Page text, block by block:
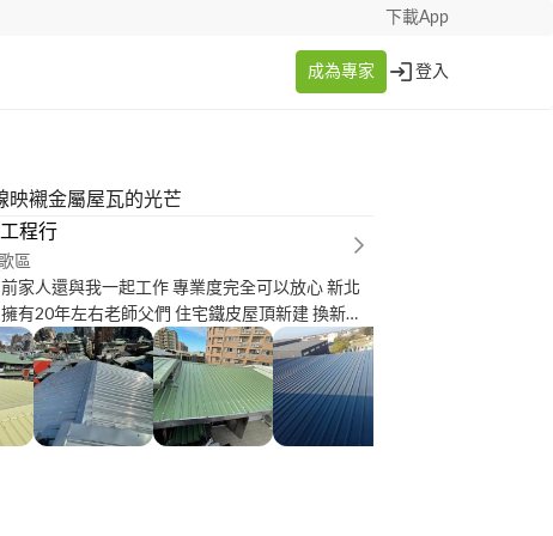
下載App
成為專家 登入
映襯金屬屋瓦的光芒
工程行
區
家人還與我一起工作 專業度完全可以放心 新北
左右老師父們 住宅鐵皮屋頂新建 換新翻
拿工作絕不會偷料以實際談好的材質去施工 自己拿
做不會交給其他人去施工 現場實際查看報價